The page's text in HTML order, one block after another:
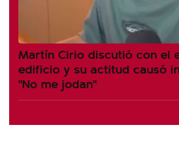
Martín Cirio discutió con el
edificio y su actitud causó
"No me jodan"